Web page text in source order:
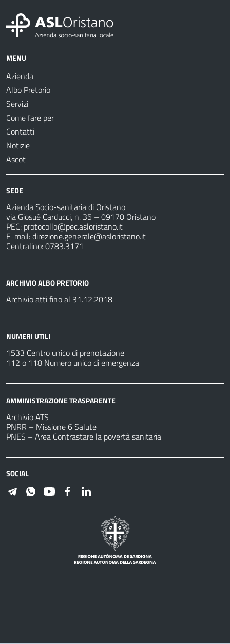
MENU
Azienda
Albo Pretorio
Servizi
Come fare per
Contatti
Notizie
Ascot
SEDE
Azienda Socio-sanitaria di Oristano
via Giosuè Carducci, n. 35 – 09170 Oristano
PEC: protocollo@pec.asloristano.it
E-mail:direzione.generale@asloristano.it
Centralino: 0783.3171
ARCHIVIO ALBO PRETORIO
Archivio atti fino al 31.12.2018
NUMERI UTILI
1533 Centro unico di prenotazione
112 o 118 Numero unico di emergenza
AMMINISTRAZIONE TRASPARENTE
Archivio ATS
PNRR – Missione 6 Salute
PNES – Area Contrastare la povertà sanitaria
SOCIAL